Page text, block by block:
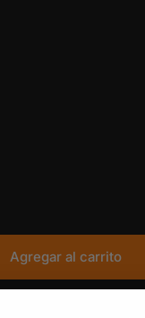
Agregar al carrito